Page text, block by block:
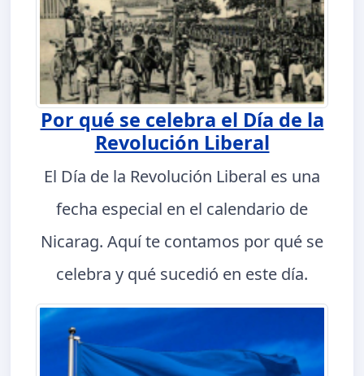
Por qué se celebra el Día de la
Revolución Liberal
El Día de la Revolución Liberal es una
fecha especial en el calendario de
Nicarag. Aquí te contamos por qué se
celebra y qué sucedió en este día.